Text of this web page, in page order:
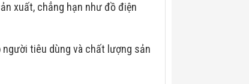
xuất, chẳng hạn như đồ điện
tiêu dùng và chất lượng sản